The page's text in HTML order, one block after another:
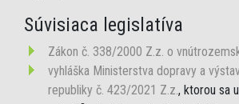
Súvisiaca legislatíva
Zákon č. 338/2000 Z.z. o
vyhláška Ministerstva dopravy a
republiky č. 423/2021 Z.z., ktorou sa